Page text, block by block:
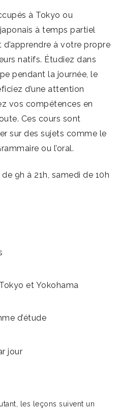
à Tokyo ou
à temps partiel
à votre propre
natifs. Étudiez dans
pendant la journée, le
d’une attention
vos compétences en
Ces cours sont
sur des sujets comme le
ou l’oral.
9h à 21h, samedi de 10h
et Yokohama
d’étude
jour
les leçons suivent un